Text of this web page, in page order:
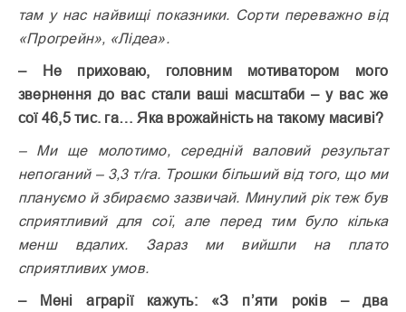
там у нас найвищі показники. Сорти переважно від
«Прогрейн», «Лідеа».
– Не приховаю, головним мотиватором мого
звернення до вас стали ваші масштаби – у вас же
сої 46,5 тис. га… Яка врожайність на такому масиві?
– Ми ще молотимо, середній валовий результат
непоганий – 3,3 т/га. Трошки більший від того, що ми
плануємо й збираємо зазвичай. Минулий рік теж був
сприятливий для сої, але перед тим було кілька
менш вдалих. Зараз ми вийшли на плато
сприятливих умов.
– Мені аграрії кажуть: «З п’яти років – два